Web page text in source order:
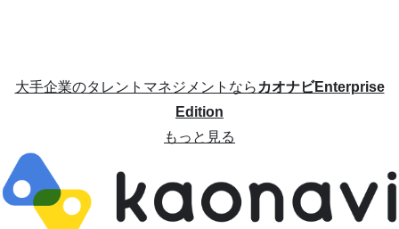
大手企業のタレントマネジメントならカオナビEnterprise
Edition
もっと見る